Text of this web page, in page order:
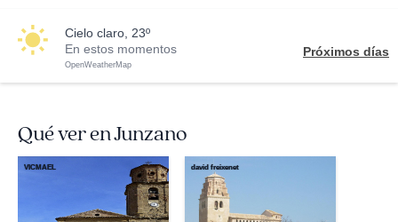
cielo claro, 23º
En estos momentos
OpenWeatherMap
Próximos días
Qué ver en Junzano
VICMAEL david freixenet